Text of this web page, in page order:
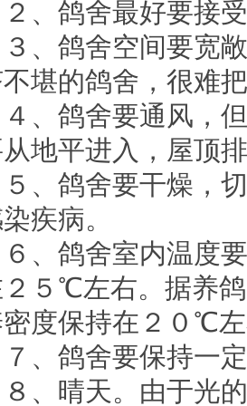
鸽舍最好要接受
鸽舍空间要宽敞
堪的鸽舍，很难
鸽舍要通风，但
地平进入，屋顶
鸽舍要干燥，切
疾病。
鸽舍室内温度要
５℃左右。据养
度保持在２０℃
鸽舍要保持一定
晴天。由于光的